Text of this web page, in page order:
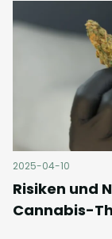
2025-04-10
Risiken und
Cannabis-